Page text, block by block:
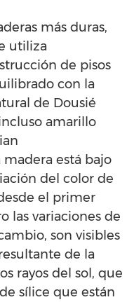
más duras,
utiliza
de pisos
con la
de Dousié
amarillo
está bajo
del color de
el primer
las variaciones de
son visibles
de la
rayos del sol, que
sílice que están